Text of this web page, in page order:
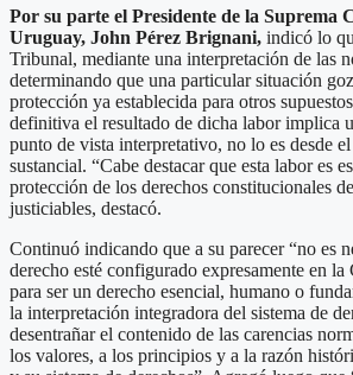
Por su parte el Presidente de la Suprema
Uruguay, John Pérez Brignani, indicó lo
Tribunal, mediante una interpretación de las
determinando que una particular situación
protección ya establecida para otros
definitiva el resultado de dicha labor implica
punto de vista interpretativo, no lo es desde
sustancial. “Cabe destacar que esta labor es
protección de los derechos constitucionales
justiciables, destacó.
Continuó indicando que a su parecer “no es
derecho esté configurado expresamente en
para ser un derecho esencial, humano o
la interpretación integradora del sistema de
desentrañar el contenido de las carencias
los valores, a los principios y a la razón